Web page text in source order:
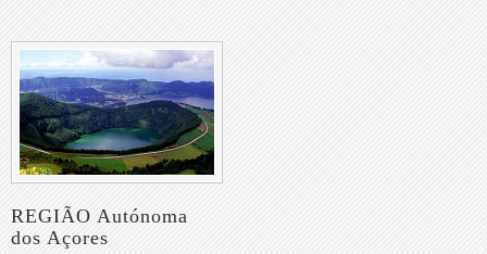
REGIÃO Autónoma
dos Açores